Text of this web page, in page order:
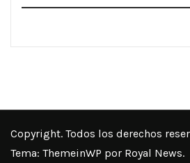
Copyright. Todos los derechos
Tema: ThemeinWP por Royal News.